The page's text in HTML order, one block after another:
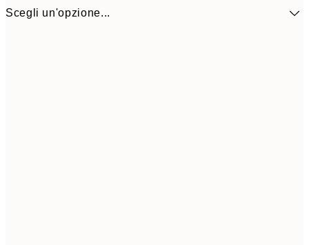
Scegli un'opzione...